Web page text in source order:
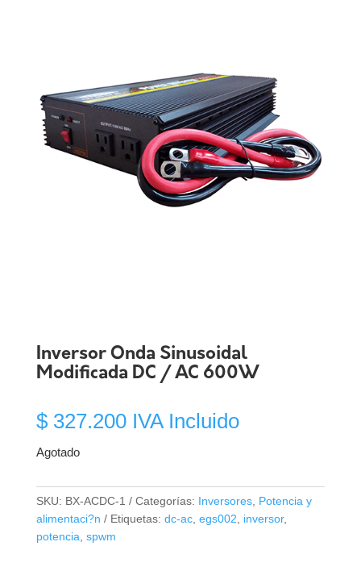
Inversor Onda Sinusoidal
Modificada DC / AC 600W
$327.200 IVA Incluido
Agotado
SKU: BX-ACDC-1 Categorías: Inversores, Potencia y
alimentaci?n
Etiquetas: dc-ac, egs002 inversor,
potencia spwm